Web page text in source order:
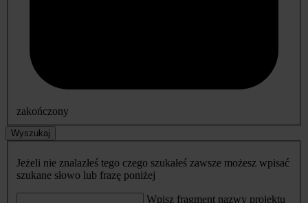
zakończony
Wyszukaj
Jeżeli nie znalazłeś tego czego szukałeś zawsze możesz wpisać
szukane słowo lub frazę poniżej
Wpisz fragment nazwy projektu